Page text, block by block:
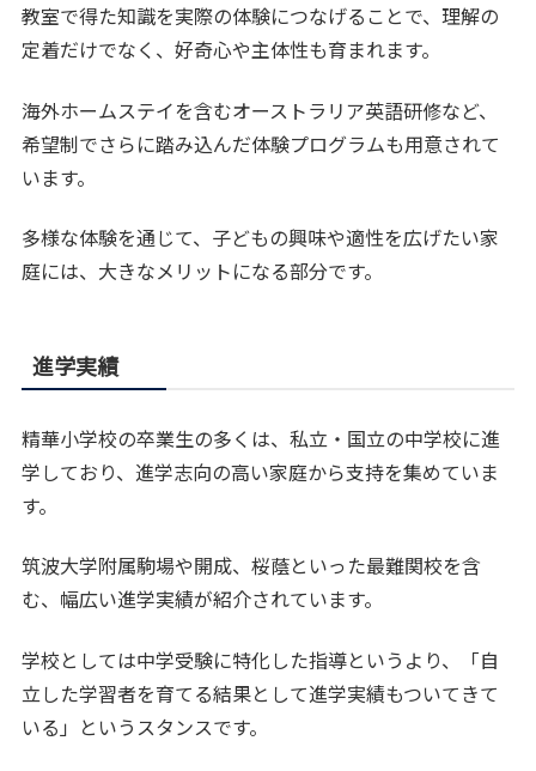
教室で得た知識を実際の体験につなげることで、理解の
定着だけでなく、好奇心や主体性も育まれます。
海外ホームステイを含むオーストラリア英語研修など、
希望制でさらに踏み込んだ体験プログラムも用意されて
います。
多様な体験を通じて、子どもの興味や適性を広げたい家
庭には、大きなメリットになる部分です。
進学実績
精華小学校の卒業生の多くは、私立・国立の中学校に進
学しており、進学志向の高い家庭から支持を集めていま
す。
筑波大学附属駒場や開成、桜蔭といった最難関校を含
む、幅広い進学実績が紹介されています。
学校としては中学受験に特化した指導というより、「自
立した学習者を育てる結果として進学実績もついてきて
いる」というスタンスです。